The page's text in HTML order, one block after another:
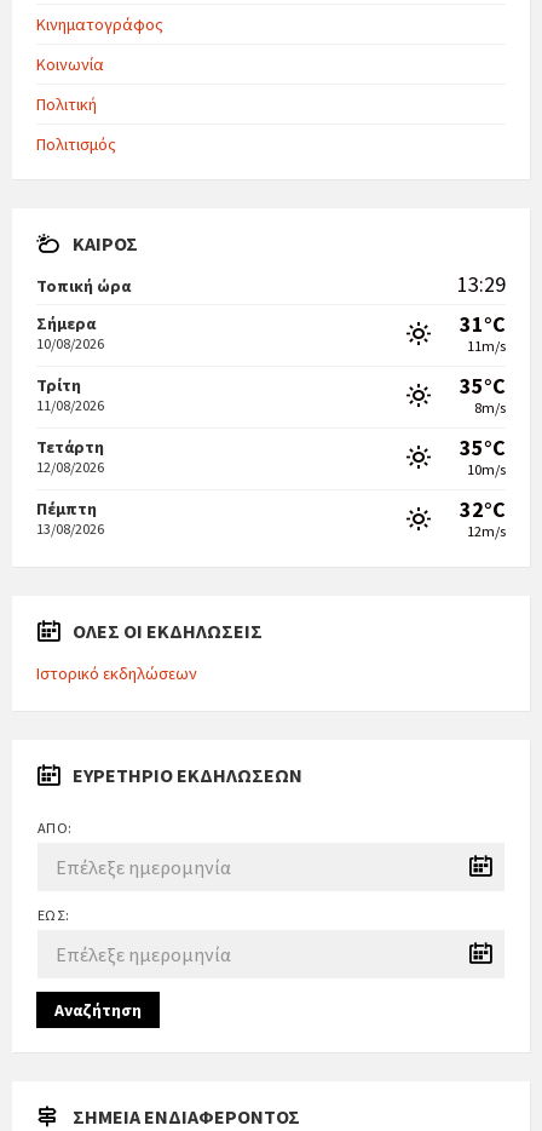
Κινηματογράφος
Κοινωνία
Πολιτική
Πολιτισμός
ΚΑΙΡΌΣ
Τοπική ώρα 13:29
Σήμερα
10/08/2026
31°C
11m/s
Τρίτη
11/08/2026
35°C
8m/s
Τετάρτη
12/08/2026
35°C
10m/s
Πέμπτη
13/08/2026
32°C
12m/s
ΟΛΕΣ ΟΙ ΕΚΔΗΛΩΣΕΙΣ
Ιστορικό εκδηλώσεων
ΕΥΡΕΤΉΡΙΟ ΕΚΔΗΛΏΣΕΩΝ
ΑΠΌ:
ΈΩΣ:
Αναζήτηση
ΣΗΜΕΊΑ ΕΝΔΙΑΦΈΡΟΝΤΟΣ